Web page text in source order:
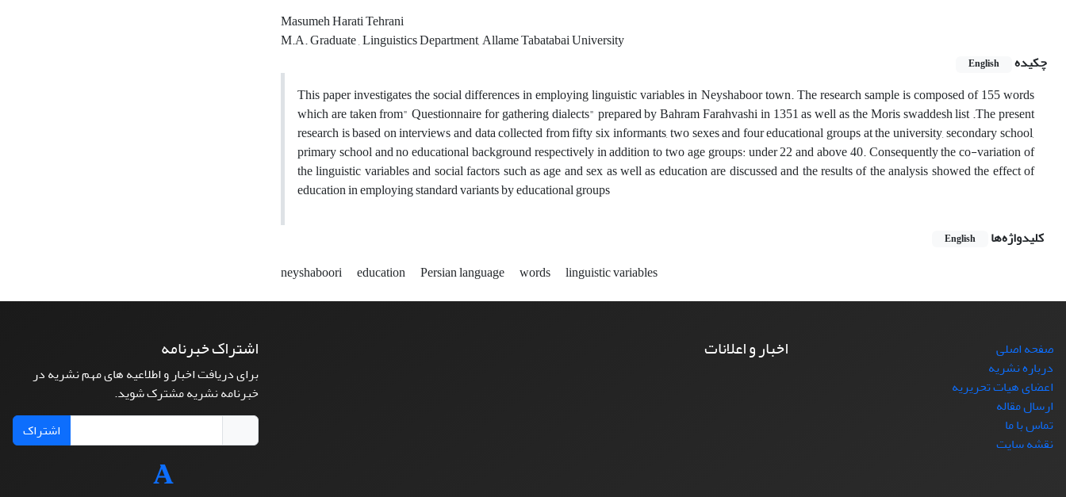
Masumeh Harati Tehrani
M.A. Graduate , Linguistics Department, Allame Tabatabai University
چکیده
English
This paper investigates the social differences in employing linguistic variables in Neyshaboor town. The research sample is composed of 155 words
which are taken from" Questionnaire for gathering dialects" prepared by Bahram Farahvashi in 1351 as well as the Moris swaddesh list .The present
research is based on interviews and data collected from fifty six informants, two sexes and four educational groups at the university, secondary school,
primary school and no educational background respectively in addition to two age groups: under 22 and above 40. Consequently the co-variation of
the linguistic variables and social factors such as age and sex as well as education are discussed and the results of the analysis showed the effect of
education in employing standard variants by educational groups
کلیدواژه‌ها
English
neyshaboori education Persian language words linguistic variables
صفحه اصلی
درباره نشریه
اعضای هیات تحریریه
ارسال مقاله
تماس با ما
نقشه سایت
اخبار و اعلانات اشتراک خبرنامه
برای دریافت اخبار و اطلاعیه های مهم نشریه در
خبرنامه نشریه مشترک شوید.
اشتراک